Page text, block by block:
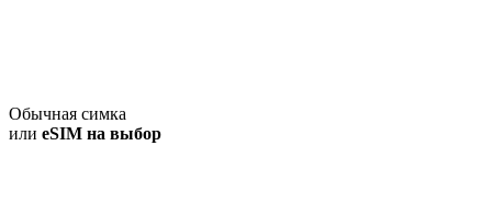
Обычная симка
или eSIM на выбор